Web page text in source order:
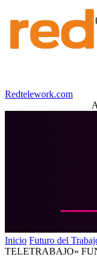
Redtelework.com
Inicio Futuro del
TELETRABAJO»